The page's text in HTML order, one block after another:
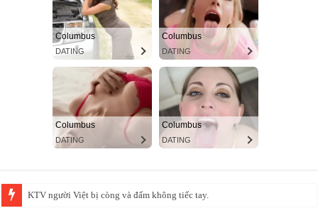
KTV người Việt bị còng và đấm không tiếc tay.